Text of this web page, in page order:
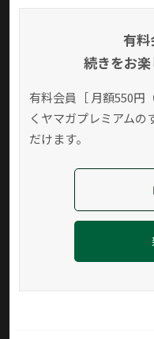
有料
続きをお楽
有料会員［ 月額550円
く ヤマガプレミアムの
だけます。